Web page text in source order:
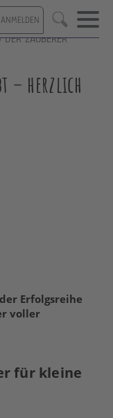
ANMELDEN Suche
ZAUBERER
– herzlich
Erfolgsreihe
voller
für kleine